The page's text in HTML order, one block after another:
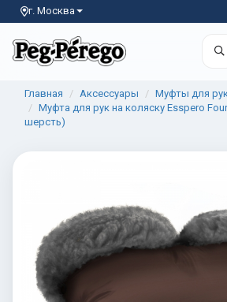
г. Москва
Главная Аксессуары
Муфты для
Муфта для рук на коляску Esspero
шерсть)